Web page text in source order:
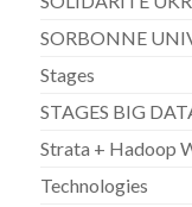
SORBONNE
Stages
STAGES BIG
Strata + Hadoop
Technologies